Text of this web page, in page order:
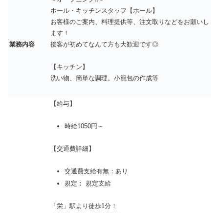
業務内容
ホール・キッチンスタッフ【ホール】
お客様のご案内、料理提供等、注文取りなどをお願いし
ます！
接客が初めてなんて方も大歓迎です◎
【キッチン】
洗い物、簡単な調理。小籠包の作成等
【給与】
時給1050円～
【交通費詳細】
交通費支給有無：あり
規定： 規定支給
「栄」駅より徒歩1分！